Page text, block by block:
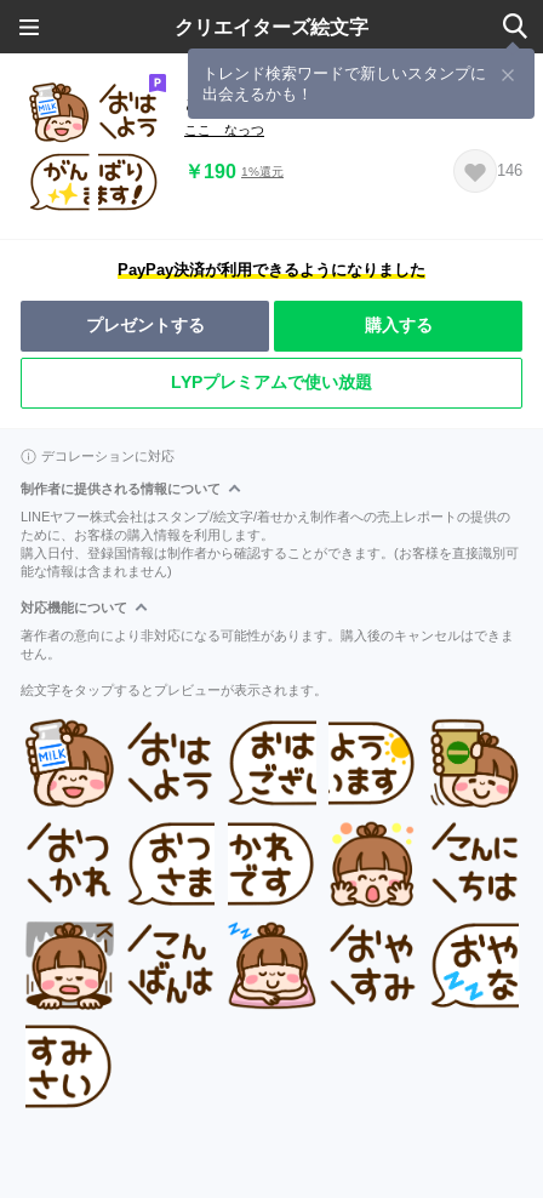
クリエイターズ絵文字
トレンド検索ワードで新しいスタンプに
出会えるかも！
さわやか女子【あいさつ】絵文字
ここ なっつ
￥190 1%還元 146
PayPay決済が利用できるようになりました
プレゼントする 購入する
LYPプレミアムで使い放題
デコレーションに対応
制作者に提供される情報について
LINEヤフー株式会社はスタンプ/絵文字/着せかえ制作者への売上レポートの提供の
ために、お客様の購入情報を利用します。
購入日付、登録国情報は制作者から確認することができます。(お客様を直接識別可
能な情報は含まれません)
対応機能について
著作者の意向により非対応になる可能性があります。購入後のキャンセルはできま
せん。
絵文字をタップするとプレビューが表示されます。